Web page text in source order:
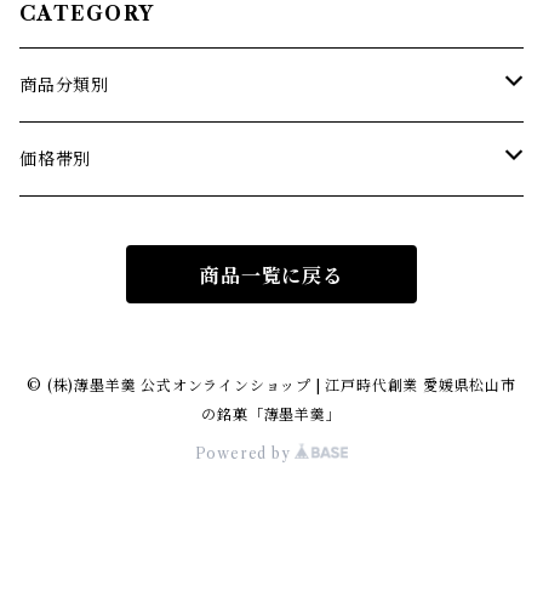
CATEGORY
商品分類別
薄墨羊羹こざくら
薄墨羊羹大棹
薄墨羊羹こざくら 松山道後めぐり
価格帯別
1501円から2500円までの商品
2501円から3500円までの商品
商品一覧に戻る
© (株)薄墨羊羹 公式オンラインショップ | 江戸時代創業 愛媛県松山市
の銘菓「薄墨羊羹」
Powered by